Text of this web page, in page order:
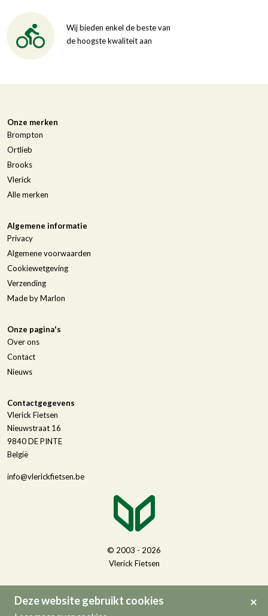
Deze website gebruikt cookies
Wij bieden enkel de beste van
de hoogste kwaliteit aan
Onze merken
Brompton
Ortlieb
Brooks
Vlerick
Alle merken
Algemene informatie
Privacy
Algemene voorwaarden
Cookiewetgeving
Verzending
Made by Marlon
Onze pagina's
Over ons
Contact
Nieuws
Contactgegevens
Vlerick Fietsen
Nieuwstraat 16
9840DE PINTE
België
info@vlerickfietsen.be
© 2003 - 2026
Vlerick Fietsen